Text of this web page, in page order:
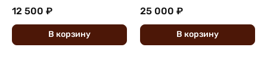
12 500 ₽
В корзину
25 000 ₽
В корзину